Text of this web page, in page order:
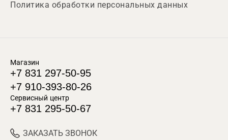
Политика обработки персональных данных
Магазин
+7 831 297-50-95
+7 910-393-80-26
Сервисный центр
+7 831 295-50-67
ЗАКАЗАТЬ ЗВОНОК